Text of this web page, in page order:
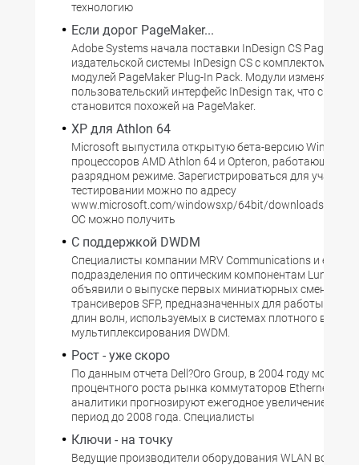
технологию
Если дорог PageMaker...
Adobe Systems начала поставки InDesign CS
издательской системы InDesign CS с комплектом
модулей PageMaker Plug-In Pack. Модули изменяют
пользовательский интерфейс InDesign так, что система
становится похожей на PageMaker.
XP для Athlon 64
Microsoft выпустила открытую бета-версию Windows
процессоров AMD Athlon 64 и Opteron, работающих в
разрядном режиме. Зарегистрироваться для участия
тестировании можно по адресу
www.microsoft.com/windowsxp/64bit/downloads/
ОС можно получить
С поддержкой DWDM
Специалисты компании MRV Communications и ее
подразделения по оптическим компонентам
объявили о выпуске первых миниатюрных сменных
трансиверов SFP, предназначенных для работы в
длин волн, используемых в системах плотного
мультиплексирования DWDM.
Рост - уже скоро
По данным отчета Dell?Oro Group, в 2004 году можно
процентного роста рынка коммутаторов Ethernet.
аналитики прогнозируют ежегодное увеличение их
период до 2008 года. Специалисты
Ключи - на точку
Ведущие производители оборудования WLAN во